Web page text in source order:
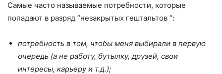
Самые часто называемые потребности, которые
попадают в разряд “незакрытых гештальтов “:
потребность в том, чтобы меня выбирали в первую
очередь (а не работу, бутылку, друзей, свои
интересы, карьеру и т.д.);